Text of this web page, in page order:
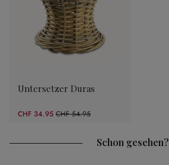
Untersetzer Duras
CHF 34.95 CHF 54.95
(36.4% gespart)
Schon gesehen?